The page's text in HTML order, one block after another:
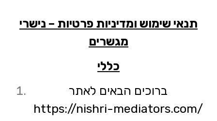
תנאי שימוש ומדיניות פרטיות – נישרי
מגשרים
כללי
ברוכים הבאים לאתר
https://nishri-mediators.com/